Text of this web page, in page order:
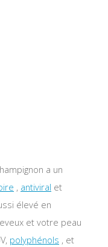
a un
, antiviral et
élevé en
et votre peau
polyphénols , et